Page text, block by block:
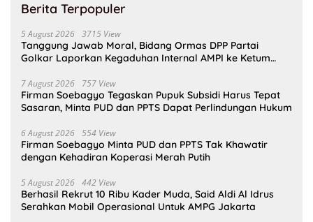
Berita Terpopuler
5 August 2026 3715 View
Tanggung Jawab Moral, Bidang Ormas DPP Partai
Golkar Laporkan Kegaduhan Internal AMPI ke Ketum
7 August 2026 757 View
Firman Soebagyo Tegaskan Pupuk Subsidi Harus Tepat
Sasaran, Minta PUD dan PPTS Dapat Perlindungan Hukum
6 August 2026 554 View
Firman Soebagyo Minta PUD dan PPTS Tak Khawatir
dengan Kehadiran Koperasi Merah Putih
5 August 2026 442 View
Berhasil Rekrut 10 Ribu Kader Muda, Said Aldi Al Idrus
Serahkan Mobil Operasional Untuk AMPG Jakarta